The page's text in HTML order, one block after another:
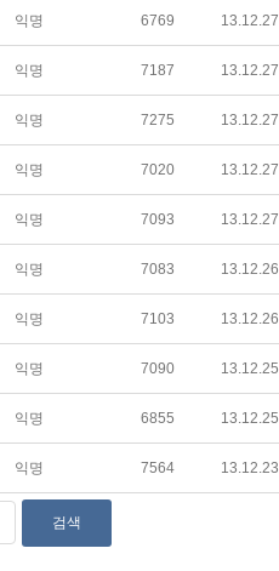
익명 6769 13.12.27
익명 7187 13.12.27
익명 7275 13.12.27
익명 7020 13.12.27
익명 7093 13.12.27
익명 7083 13.12.26
익명 7103 13.12.26
익명 7090 13.12.25
익명 6855 13.12.25
익명 7564 13.12.23